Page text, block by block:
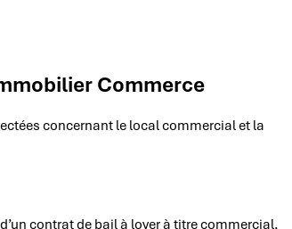
Commerce
concernant le local commercial et la
contrat de bail à loyer à titre commercial,